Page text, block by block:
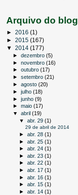
Arquivo do blog
► 2016 (1)
► 2015 (167)
▼ 2014 (177)
►dezembro(5)
►novembro(16)
►outubro(17)
►setembro(21)
►agosto(20)
►julho(18)
►junho(9)
►maio(17)
▼abril(19)
▼abr. 29(1)
29 de abril de 2014
►abr. 28(1)
►abr. 25(1)
►abr. 24(1)
►abr. 23(1)
►abr. 22(1)
►abr. 17(1)
►abr. 16(1)
►abr. 15(1)
►abr. 14(1)